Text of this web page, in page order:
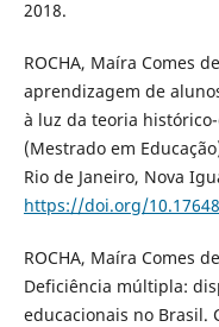
2018.
ROCHA, Maíra Comes
aprendizagem de
à luz da teoria
(Mestrado em
Rio de Janeiro, Nova
https://doi.org/
ROCHA, Maíra Comes
Deficiência múltipla:
educacionais no Brasil.